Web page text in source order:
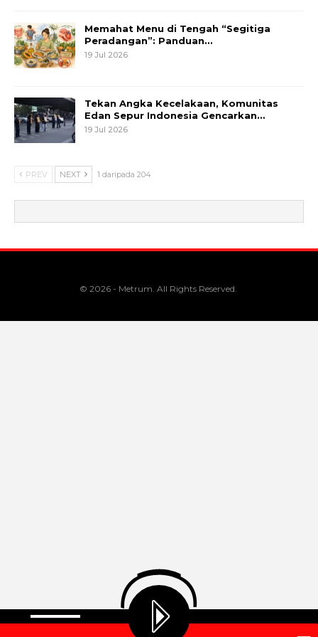
Memahat Menu di Tengah “Segitiga
Peradangan”: Panduan…
19 Jul 2026
Tekan Angka Kecelakaan, Komunitas
Edan Sepur Indonesia Gencarkan…
19 Jul 2026
PREV NEXT 1 daripada 204
© 2026 - Metrum. All Rights Reserved.